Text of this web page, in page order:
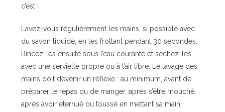
c’est !
Lavez-vous régulièrement les mains, si possible avec
du savon liquide, en les frottant pendant 30 secondes.
Rincez-les ensuite sous l’eau courante et séchez-les
avec une serviette propre ou à l’air libre. Le lavage des
mains doit devenir un réflexe : au minimum, avant de
préparer le repas ou de manger, après s’être mouché,
après avoir éternué ou toussé en mettant sa main